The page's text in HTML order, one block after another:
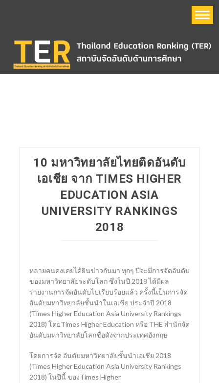
QS World University Ranking
The Times Higher Education World University Ranking
(THE)
SCImago Institutions Ranking (SIR)
10 มหาวิทยาลัยไทยติดอันดับ
เอเชีย จาก TIMES HIGHER
EDUCATION ASIA
UNIVERSITY RANKINGS
2018
หลายคนคงเคยได้ยินข่าวกันมา ทุกๆ ปีจะมีการจัดอันดับ
ของมหาวิทยาลัยระดับโลก ซึ่งในปี 2018 ได้มีผล
รายงานการจัดอันดับไปเรียบร้อยแล้ว ครั้งนี้เป็นการจัด
อันดับมหาวิทยาลัยชั้นนำในเอเชีย ประจำปี 2018
(Times Higher Education Asia University Rankings
2018) โดยTimes Higher Education หรือ THE สำนักจัด
อันดับมหาวิทยาลัยโลกชื่อดังจากประเทศอังกฤษ
โดยการจัด อันดับมหาวิทยาลัยชั้นนำเอเชีย 2018
(Times Higher Education Asia University Rankings
2018) ในปีนี้ ของTimes Higher